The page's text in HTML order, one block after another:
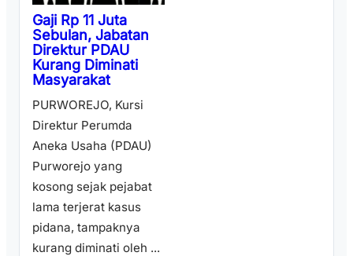
Gaji Rp 11 Juta
Sebulan, Jabatan
Direktur PDAU
Kurang Diminati
Masyarakat
PURWOREJO, Kursi
Direktur Perumda
Aneka Usaha (PDAU)
Purworejo yang
kosong sejak pejabat
lama terjerat kasus
pidana, tampaknya
kurang diminati oleh ...